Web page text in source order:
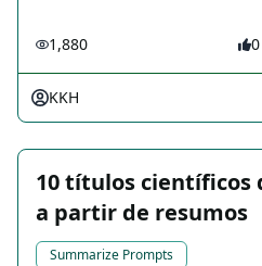
1,880 0
KKH
10 títulos científicos
a partir de resumos
Summarize Prompts